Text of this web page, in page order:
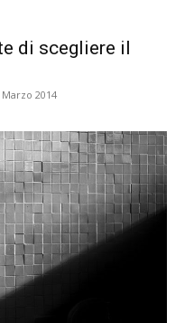
di scegliere il
Marzo 2014